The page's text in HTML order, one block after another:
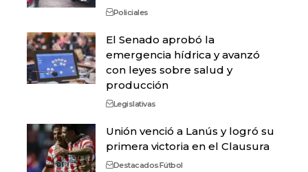
Policiales
El Senado aprobó la
emergencia hídrica y avanzó
con leyes sobre salud y
producción
Legislativas
Unión venció a Lanús y logró su
primera victoria en el Clausura
DestacadosFútbol